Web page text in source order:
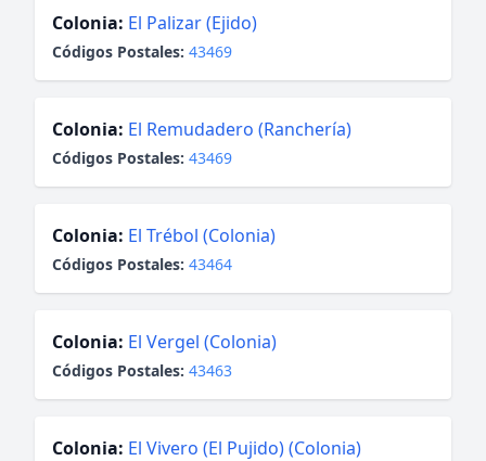
Colonia: El Palizar (Ejido)
Códigos Postales: 43469
Colonia: El Remudadero (Ranchería)
Códigos Postales: 43469
Colonia: El Trébol (Colonia)
Códigos Postales: 43464
Colonia: El Vergel (Colonia)
Códigos Postales: 43463
Colonia: El Vivero (El Pujido) (Colonia)